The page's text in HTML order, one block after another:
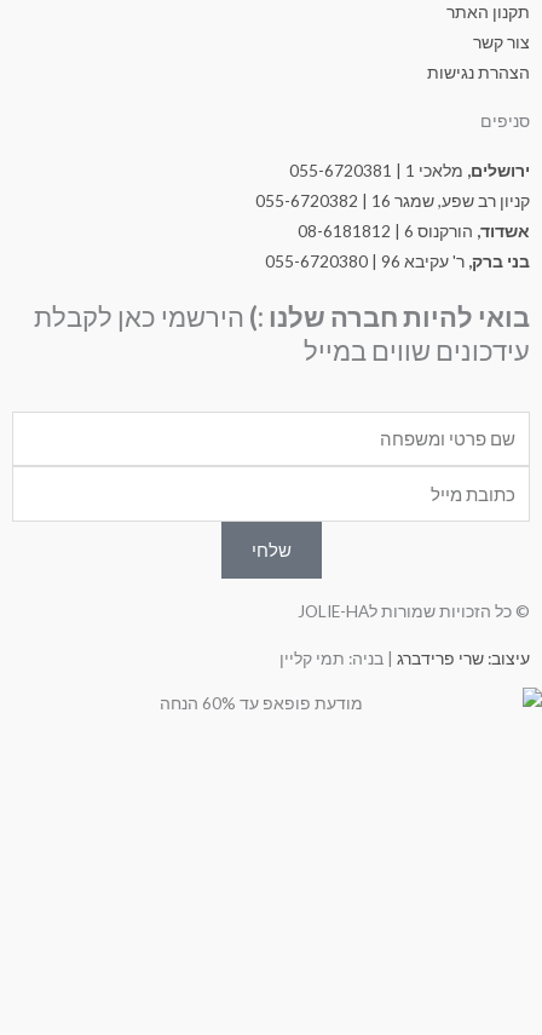
תקנון האתר
צור קשר
הצהרת נגישות
סניפים
ירושלים,מלאכי 1 | 055-6720381
קניון רב שפע, שמגר 16 | 055-6720382
אשדוד,הורקנוס 6 | 08-6181812
בני ברק,ר' עקיבא 96 | 055-6720380
בואי להיות חברה שלנו :)הירשמי כאן לקבלת
עידכונים שווים במייל
שלחי
© כל הזכויות שמורות לJOLIE-HA
עיצוב: שרי פרידברג| בניה: תמי קליין